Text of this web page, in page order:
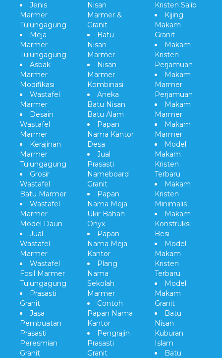
Jenis
Marmer
Tulungagung
Meja
Marmer
Tulungagung
Asbak
Marmer
Modifikasi
Wastafel
Marmer
Desain
Wastafel
Marmer
Kerajinan
Marmer
Tulungagung
Grosir
Wastafel
Batu Marmer
Wastafel
Marmer
Model Daun
Jual
Wastafel
Marmer
Wastafel
Fosil Marmer
Tulungagung
Prasasti
Granit
Jasa
Pembuatan
Prasasti
Peresmian
Granit
Nisan
Marmer &
Granit
Batu
Nisan
Marmer
Nisan
Marmer
Kombinasi
Aneka
Batu Nisan
Batu Alam
Papan
Nama Kantor
Desa
Jual
Prasasti
Nameboard
Granit
Papan
Nama Meja
Ukir Bahan
Onyx
Papan
Nama Meja
Kantor
Plang
Nama
Sekolah
Marmer
Contoh
Papan Nama
Kantor
Pengrajin
Prasasti
Granit
Kristen Salib
Kijing
Makam
Granit
Makam
Kristen
Perjamuan
Makam
Marmer
Perjamuan
Makam
Marmer
Makam
Marmer
Model
Makam
Kristen
Terbaru
Makam
Kristen
Minimalis
Makam
Konstruksi
Besi
Model
Makam
Kristen
Terbaru
Model
Makam
Granit
Batu
Nisan
Kuburan
Islam
Batu